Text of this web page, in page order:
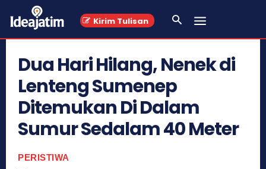
Kirim Tulisan
Dua Hari Hilang, Nenek di
Lenteng Sumenep
Ditemukan Di Dalam
Sumur Sedalam 40 Meter
PERISTIWA